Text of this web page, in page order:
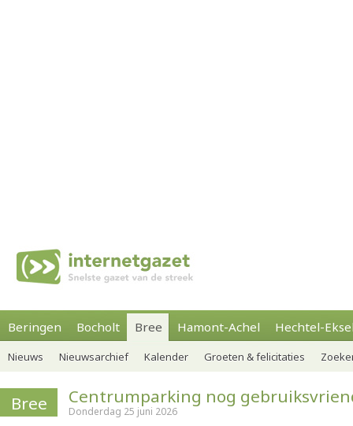
Beringen Bocholt Bree Hamont-Achel Hechtel-
Nieuws Nieuwsarchief Kalender Groeten & felicitaties
Bree Centrumparking nog
Donderdag 25 juni 2026